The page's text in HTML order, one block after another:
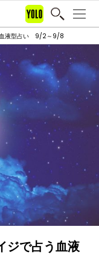
血液型占い 9/2～9/8
ジで占う血液